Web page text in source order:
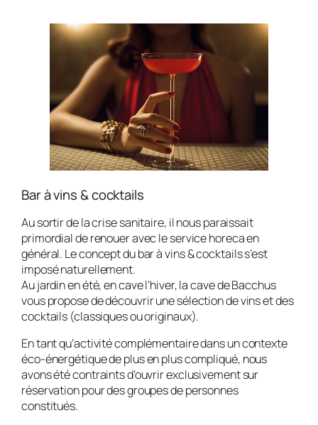
Bar à vins & cocktails
Au sortir de la crise sanitaire, il nous paraissait
primordial de renouer avec le service horeca en
général. Le concept du bar à vins & cocktails s’est
imposé naturellement.
Au jardin en été, en cave l’hiver, la cave de Bacchus
vous propose de découvrir une sélection de vins et des
cocktails (classiques ou originaux).
En tant qu’activité complémentaire dans un contexte
éco-énergétique de plus en plus compliqué, nous
avons été contraints d’ouvrir exclusivement sur
réservation pour des groupes de personnes
constitués.